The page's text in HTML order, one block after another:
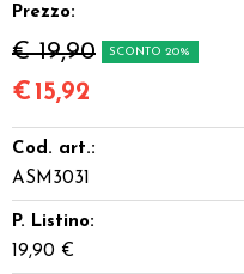
Prezzo:
€ 19,90 SCONTO 20%
€ 15,92
Cod. art.:
ASM3031
P. Listino:
19,90 €